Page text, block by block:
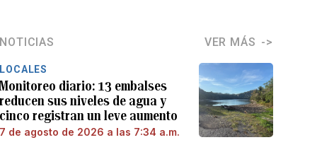
NOTICIAS VER MÁS
LOCALES
Monitoreo diario: 13 embalses
reducen sus niveles de agua y
cinco registran un leve aumento
7 de agosto de 2026 a las 7:34 a.m.